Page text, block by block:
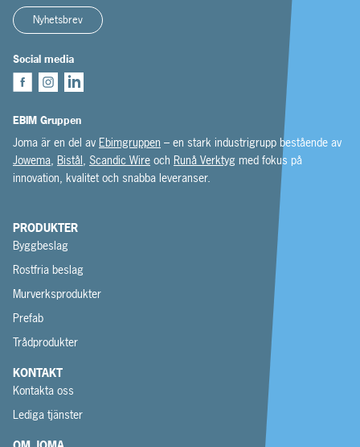
Nyhetsbrev
Social media
EBIM Gruppen
Joma är en del av Ebimgruppen – en stark industrigrupp bestående av
Jowema, Bistål, Scandic Wire och Runå Verktyg med fokus på
innovation, kvalitet och snabba leveranser.
PRODUKTER
Byggbeslag
Rostfria beslag
Murverksprodukter
Prefab
Trådprodukter
KONTAKT
Kontakta oss
Lediga tjänster